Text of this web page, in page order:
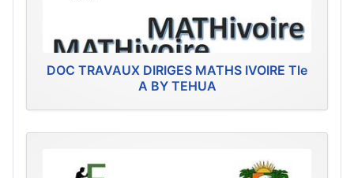
DOC TRAVAUX DIRIGES MATHS IVOIRE Tle
A BY TEHUA